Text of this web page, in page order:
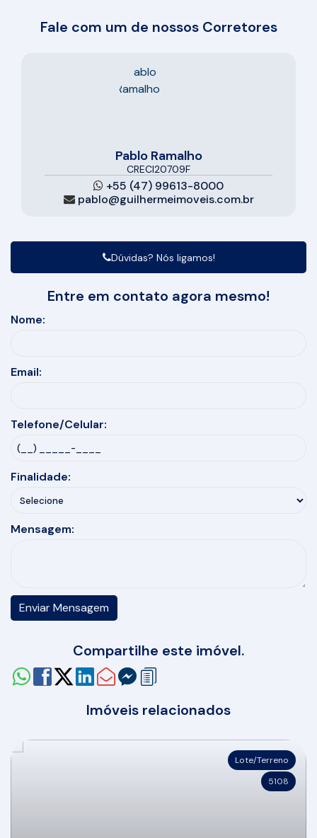
Fale com um de nossos Corretores
Pablo Ramalho
CRECI20709F
+55 (47) 99613-8000
pablo@guilhermeimoveis.com.br
Dúvidas? Nós ligamos!
Entre em contato agora mesmo!
Nome:
Email:
Telefone/Celular:
Finalidade:
Mensagem:
Compartilhe este imóvel.
Imóveis relacionados
Lote/Terreno
5108